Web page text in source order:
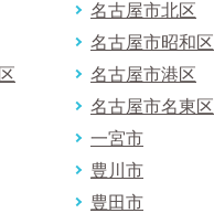
名古屋市北区
名古屋市昭和区
名古屋市港区
名古屋市名東区
一宮市
豊川市
豊田市